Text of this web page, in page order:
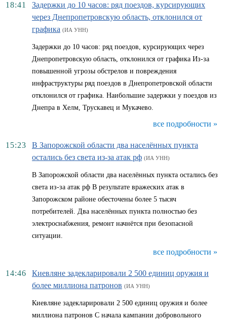
18:41
Задержки до 10 часов: ряд поездов, курсирующих
через Днепропетровскую область, отклонился от
графика (ИА УНН)
Задержки до 10 часов: ряд поездов, курсирующих через
Днепропетровскую область, отклонился от графика Из-за
повышенной угрозы обстрелов и повреждения
инфраструктуры ряд поездов в Днепропетровской области
отклонился от графика. Наибольшие задержки у поездов из
Днепра в Хелм, Трускавец и Мукачево.
все подробности »
15:23
В Запорожской области два населённых пункта
остались без света из-за атак рф (ИА УНН)
В Запорожской области два населённых пункта остались без
света из-за атак рф В результате вражеских атак в
Запорожском районе обесточены более 5 тысяч
потребителей. Два населённых пункта полностью без
электроснабжения, ремонт начнётся при безопасной
ситуации.
все подробности »
14:46
Киевляне задекларировали 2 500 единиц оружия и
более миллиона патронов (ИА УНН)
Киевляне задекларировали 2 500 единиц оружия и более
миллиона патронов С начала кампании добровольного